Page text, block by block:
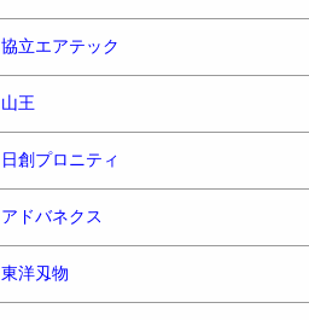
協立エアテック
山王
日創プロニティ
アドバネクス
東洋刄物